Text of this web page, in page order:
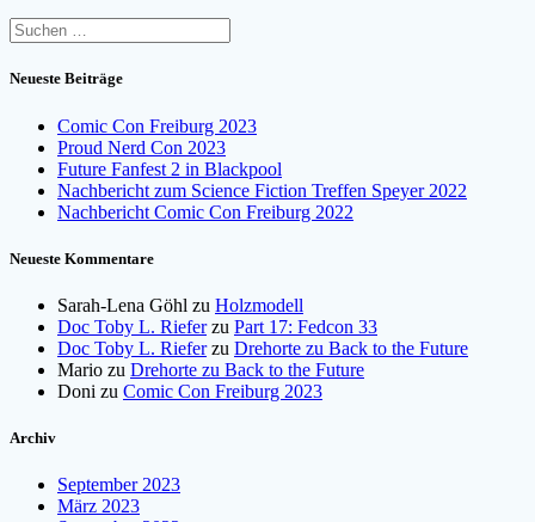
Suchen
nach:
Neueste Beiträge
Comic Con Freiburg 2023
Proud Nerd Con 2023
Future Fanfest 2 in Blackpool
Nachbericht zum Science Fiction Treffen Speyer 2022
Nachbericht Comic Con Freiburg 2022
Neueste Kommentare
Sarah-Lena Göhl zu Holzmodell
Doc Toby L. Rieferzu Part 17: Fedcon 33
Doc Toby L. Rieferzu Drehorte zu Back to the Future
Mario zu Drehorte zu Back to the Future
Doni zu Comic Con Freiburg 2023
Archiv
September 2023
März 2023